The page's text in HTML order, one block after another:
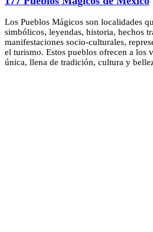
Los Pueblos Mágicos son localidades
simbólicos, leyendas, historia, hechos
manifestaciones socio-culturales,
el turismo. Estos pueblos ofrecen a los
única, llena de tradición, cultura y